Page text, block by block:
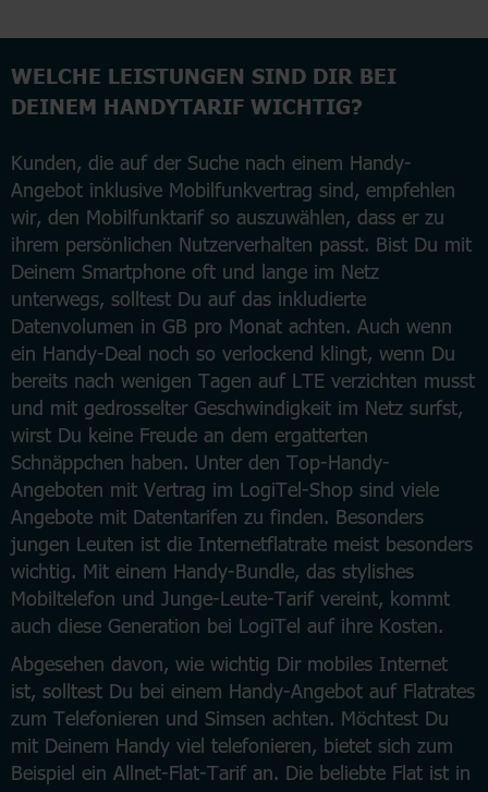
WELCHE LEISTUNGEN SIND DIR BEI
DEINEM HANDYTARIF WICHTIG?
Kunden, die auf der Suche nach einem Handy-
Angebot inklusive Mobilfunkvertrag sind, empfehlen
wir, den Mobilfunktarif so auszuwählen, dass er zu
ihrem persönlichen Nutzerverhalten passt. Bist Du mit
Deinem Smartphone oft und lange im Netz
unterwegs, solltest Du auf das inkludierte
Datenvolumen in GB pro Monat achten. Auch wenn
ein Handy-Deal noch so verlockend klingt, wenn Du
bereits nach wenigen Tagen auf LTE verzichten musst
und mit gedrosselter Geschwindigkeit im Netz surfst,
wirst Du keine Freude an dem ergatterten
Schnäppchen haben. Unter den Top-Handy-
Angeboten mit Vertrag im LogiTel-Shop sind viele
Angebote mit Datentarifen zu finden. Besonders
jungen Leuten ist die Internetflatrate meist besonders
wichtig. Mit einem Handy-Bundle, das stylishes
Mobiltelefon und Junge-Leute-Tarif vereint, kommt
auch diese Generation bei LogiTel auf ihre Kosten.
Abgesehen davon, wie wichtig Dir mobiles Internet
ist, solltest Du bei einem Handy-Angebot auf Flatrates
zum Telefonieren und Simsen achten. Möchtest Du
mit Deinem Handy viel telefonieren, bietet sich zum
Beispiel ein Allnet-Flat-Tarif an. Die beliebte Flat ist in